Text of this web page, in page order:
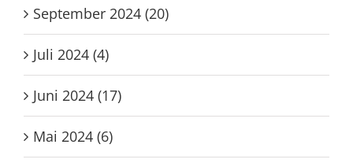
September 2024 (20)
Juli 2024 (4)
Juni 2024 (17)
Mai 2024 (6)